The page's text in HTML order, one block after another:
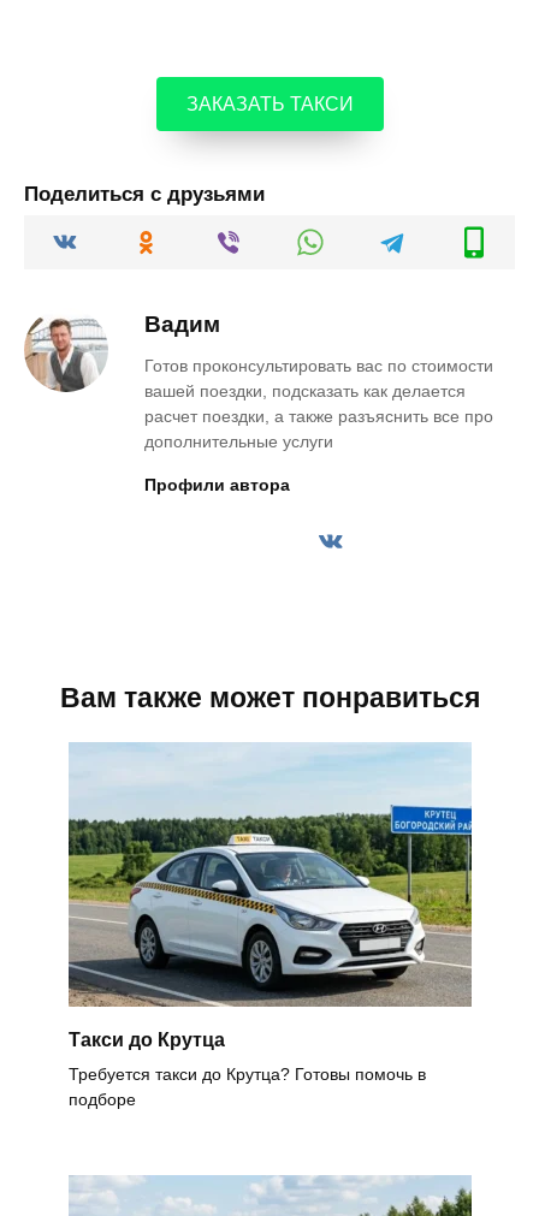
ЗАКАЗАТЬ ТАКСИ
Поделиться с друзьями
Вадим
Готов проконсультировать вас по стоимости
вашей поездки, подсказать как делается
расчет поездки, а также разъяснить все про
дополнительные услуги
Профили автора
Вам также может понравиться
Такси до Крутца
Требуется такси до Крутца? Готовы помочь в
подборе